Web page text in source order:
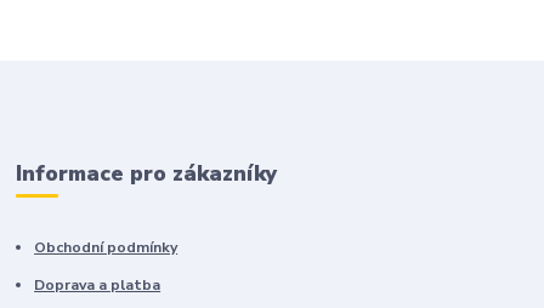
Informace pro zákazníky
Obchodní podmínky
Doprava a platba